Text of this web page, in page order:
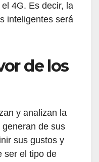
4G. Es decir, la
inteligentes será
de los
y analizan la
de sus
sus gustos y
ser el tipo de